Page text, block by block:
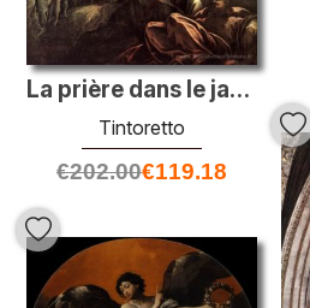
La prière dans le jardin
Tintoretto
€202.00€119.18